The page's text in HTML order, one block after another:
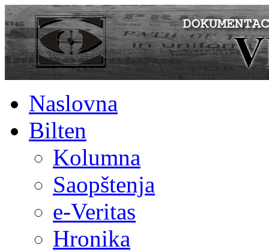
Naslovna
Bilten
Kolumna
Saopštenja
e-Veritas
Hronika